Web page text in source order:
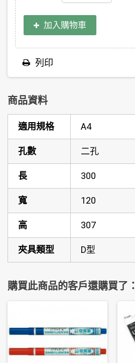
加入購物車
列印
商品資料
適用規格 A4
孔數 二孔
長 300
寬 120
高 307
夾具類型 D型
購買此商品的客戶還購買了：